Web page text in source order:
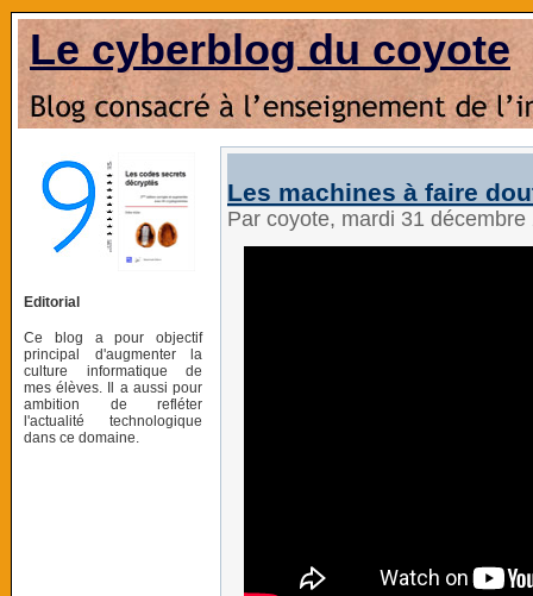
Le cyberblog du coyote
Editorial
Ce blog a pour objectif
principal d'augmenter la
culture informatique de
mes élèves. Il a aussi pour
ambition de refléter
l'actualité technologique
dans ce domaine.
Les machines à faire
Par coyote, mardi 31